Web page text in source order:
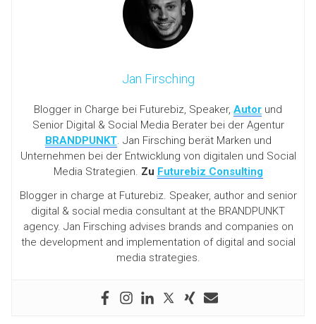
Jan Firsching
Blogger in Charge bei Futurebiz, Speaker, Autor und
Senior Digital & Social Media Berater bei der Agentur
BRANDPUNKT. Jan Firsching berät Marken und
Unternehmen bei der Entwicklung von digitalen und Social
Media Strategien. Zu Futurebiz Consulting
Blogger in charge at Futurebiz. Speaker, author and senior
digital & social media consultant at the BRANDPUNKT
agency. Jan Firsching advises brands and companies on
the development and implementation of digital and social
media strategies.